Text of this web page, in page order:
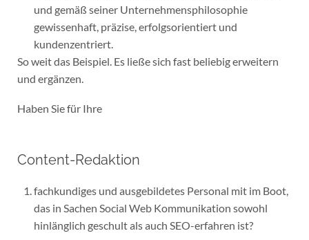
und gemäß seiner Unternehmensphilosophie
gewissenhaft, präzise, erfolgsorientiert und
kundenzentriert.
So weit das Beispiel. Es ließe sich fast beliebig erweitern
und ergänzen.
Haben Sie für Ihre
Content-Redaktion
fachkundiges und ausgebildetes Personal mit im Boot,
das in Sachen Social Web Kommunikation sowohl
hinlänglich geschult als auch SEO-erfahren ist?